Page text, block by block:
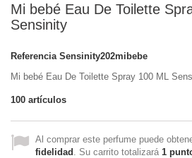
Mi bebé Eau De Toilette
Sensinity
Referencia Sensinity202mibebe
Mi bebé Eau De Toilette Spray 100 ML
100 artículos
Al comprar este perfume puede
fidelidad . Su carrito totalizará 1